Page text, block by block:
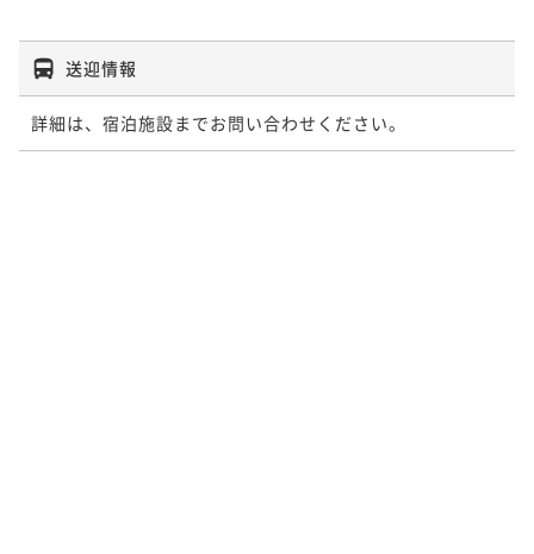
送迎情報
詳細は、宿泊施設までお問い合わせください。